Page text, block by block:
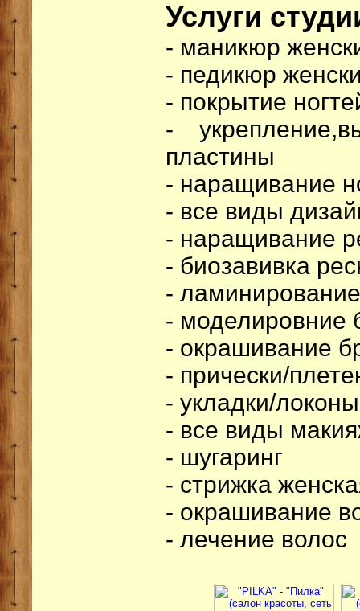
Услуги
- маникюр
- педикюр
- покрытие
-
пластины
- наращивание
- все виды
- наращивание
- биозавивка
-
- моделировние
- окрашивание
- прически/
- укладки/локоны
- все виды
- шугаринг
- стрижка
- окрашивание
- лечение волос